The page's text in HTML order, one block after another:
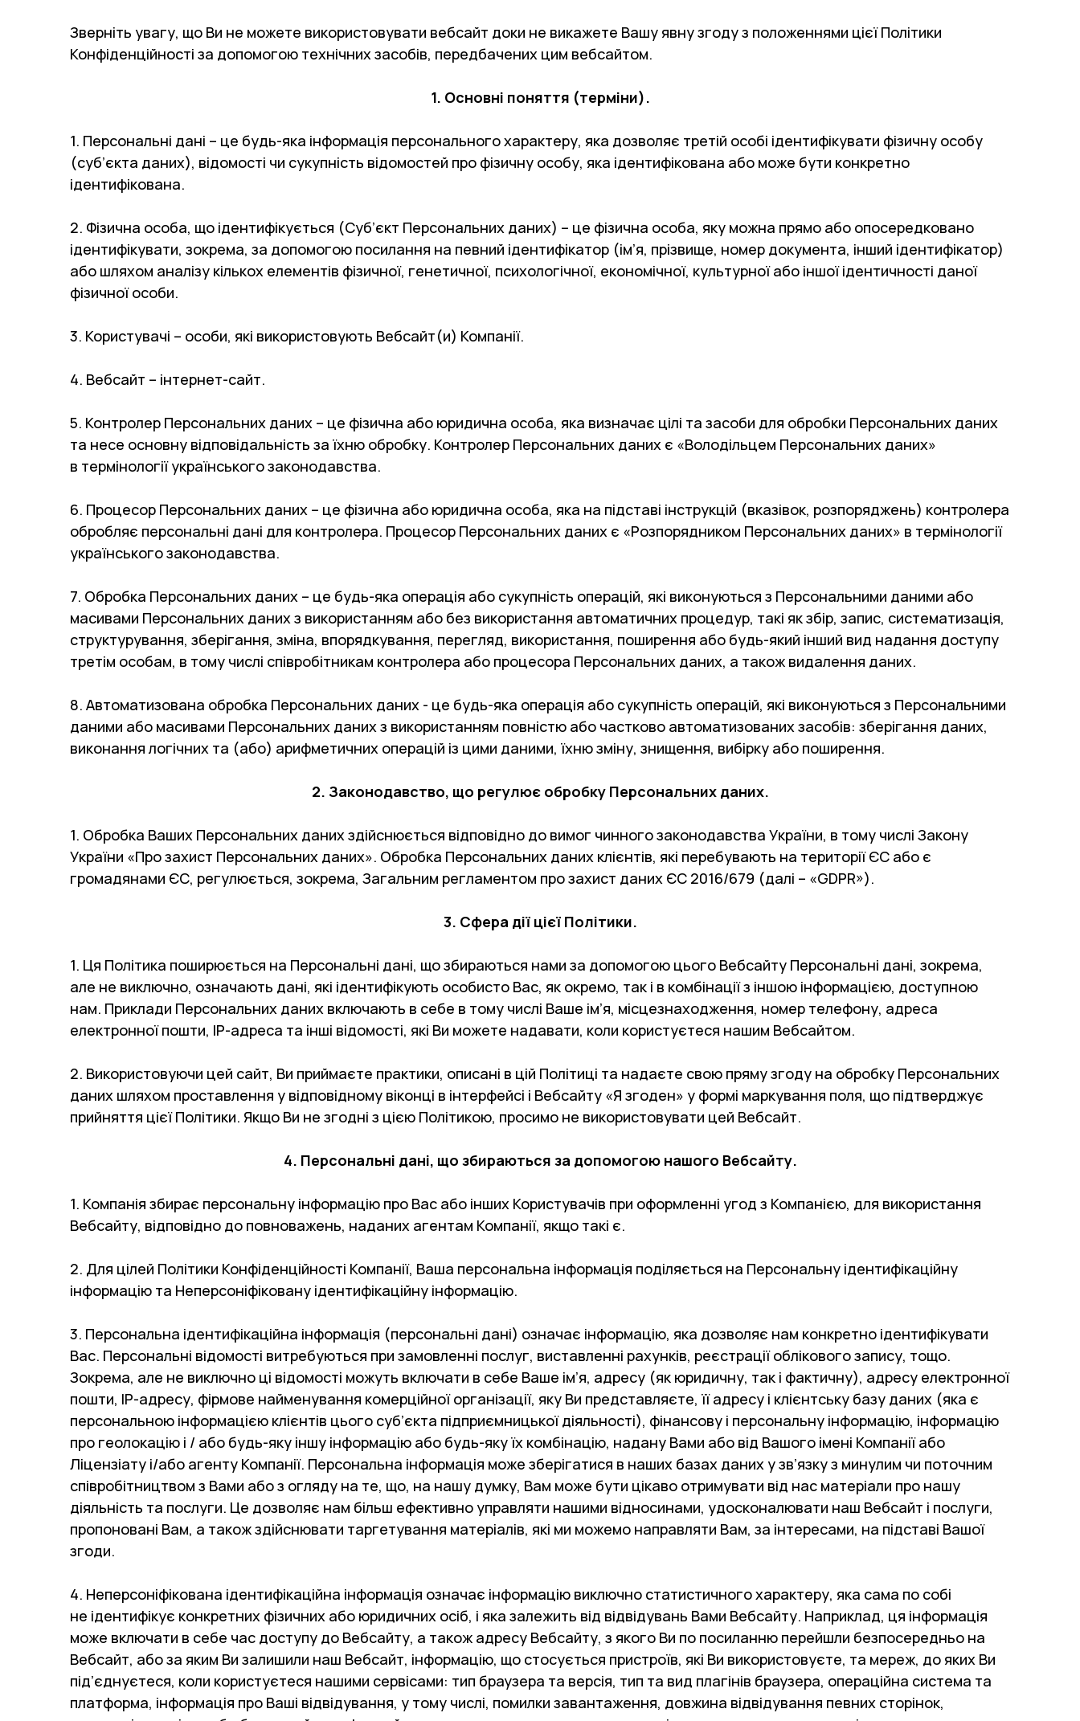
Зверніть увагу, що Ви не можете використовувати вебсайт доки не викажете Вашу явну згоду з положеннями цієї Політики
Конфіденційності за допомогою технічних засобів, передбачених цим вебсайтом.
1. Основні поняття (терміни).
1. Персональні дані – це будь-яка інформація персонального характеру, яка дозволяє третій особі ідентифікувати фізичну особу
(суб’єкта даних), відомості чи сукупність відомостей про фізичну особу, яка ідентифікована або може бути конкретно
ідентифікована.
2. Фізична особа, що ідентифікується (Суб’єкт Персональних даних) – це фізична особа, яку можна прямо або опосередковано
ідентифікувати, зокрема, за допомогою посилання на певний ідентифікатор (ім’я, прізвище, номер документа, інший ідентифікатор)
або шляхом аналізу кількох елементів фізичної, генетичної, психологічної, економічної, культурної або іншої ідентичності даної
фізичної особи.
3. Користувачі – особи, які використовують Вебсайт(и) Компанії.
4. Вебсайт – інтернет-сайт.
5. Контролер Персональних даних – це фізична або юридична особа, яка визначає цілі та засоби для обробки Персональних даних
та несе основну відповідальність за їхню обробку. Контролер Персональних даних є «Володільцем Персональних даних»
в термінології українського законодавства.
6. Процесор Персональних даних – це фізична або юридична особа, яка на підставі інструкцій (вказівок, розпоряджень) контролера
обробляє персональні дані для контролера. Процесор Персональних даних є «Розпорядником Персональних даних» в термінології
українського законодавства.
7. Обробка Персональних даних – це будь-яка операція або сукупність операцій, які виконуються з Персональними даними або
масивами Персональних даних з використанням або без використання автоматичних процедур, такі як збір, запис, систематизація,
структурування, зберігання, зміна, впорядкування, перегляд, використання, поширення або будь-який інший вид надання доступу
третім особам, в тому числі співробітникам контролера або процесора Персональних даних, а також видалення даних.
8. Автоматизована обробка Персональних даних - це будь-яка операція або сукупність операцій, які виконуються з Персональними
даними або масивами Персональних даних з використанням повністю або частково автоматизованих засобів: зберігання даних,
виконання логічних та (або) арифметичних операцій із цими даними, їхню зміну, знищення, вибірку або поширення.
2. Законодавство, що регулює обробку Персональних даних.
1. Обробка Ваших Персональних даних здійснюється відповідно до вимог чинного законодавства України, в тому числі Закону
України «Про захист Персональних даних». Обробка Персональних даних клієнтів, які перебувають на території ЄС або є
громадянами ЄС, регулюється, зокрема, Загальним регламентом про захист даних ЄС 2016/679 (далі – «GDPR»).
3. Сфера дії цієї Політики.
1. Ця Політика поширюється на Персональні дані, що збираються нами за допомогою цього Вебсайту Персональні дані, зокрема,
але не виключно, означають дані, які ідентифікують особисто Вас, як окремо, так і в комбінації з іншою інформацією, доступною
нам. Приклади Персональних даних включають в себе в тому числі Ваше ім’я, місцезнаходження, номер телефону, адреса
електронної пошти, ІР-адреса та інші відомості, які Ви можете надавати, коли користуєтеся нашим Вебсайтом.
2. Використовуючи цей сайт, Ви приймаєте практики, описані в цій Політиці та надаєте свою пряму згоду на обробку Персональних
даних шляхом проставлення у відповідному віконці в інтерфейсі і Вебсайту «Я згоден» у формі маркування поля, що підтверджує
прийняття цієї Політики. Якщо Ви не згодні з цією Політикою, просимо не використовувати цей Вебсайт.
4. Персональні дані, що збираються за допомогою нашого Вебсайту.
1. Компанія збирає персональну інформацію про Вас або інших Користувачів при оформленні угод з Компанією, для використання
Вебсайту, відповідно до повноважень, наданих агентам Компанії, якщо такі є.
2. Для цілей Політики Конфіденційності Компанії, Ваша персональна інформація поділяється на Персональну ідентифікаційну
інформацію та Неперсоніфіковану ідентифікаційну інформацію.
3. Персональна ідентифікаційна інформація (персональні дані) означає інформацію, яка дозволяє нам конкретно ідентифікувати
Вас. Персональні відомості витребуються при замовленні послуг, виставленні рахунків, реєстрації облікового запису, тощо.
Зокрема, але не виключно ці відомості можуть включати в себе Ваше ім’я, адресу (як юридичну, так і фактичну), адресу електронної
пошти, IP-адресу, фірмове найменування комерційної організації, яку Ви представляєте, її адресу і клієнтську базу даних (яка є
персональною інформацією клієнтів цього суб’єкта підприємницької діяльності), фінансову і персональну інформацію, інформацію
про геолокацію і / або будь-яку іншу інформацію або будь-яку їх комбінацію, надану Вами або від Вашого імені Компанії або
Ліцензіату і/або агенту Компанії. Персональна інформація може зберігатися в наших базах даних у зв’язку з минулим чи поточним
співробітництвом з Вами або з огляду на те, що, на нашу думку, Вам може бути цікаво отримувати від нас матеріали про нашу
діяльність та послуги. Це дозволяє нам більш ефективно управляти нашими відносинами, удосконалювати наш Вебсайт і послуги,
пропоновані Вам, а також здійснювати таргетування матеріалів, які ми можемо направляти Вам, за інтересами, на підставі Вашої
згоди.
4. Неперсоніфікована ідентифікаційна інформація означає інформацію виключно статистичного характеру, яка сама по собі
не ідентифікує конкретних фізичних або юридичних осіб, і яка залежить від відвідувань Вами Вебсайту. Наприклад, ця інформація
може включати в себе час доступу до Вебсайту, а також адресу Вебсайту, з якого Ви по посиланню перейшли безпосередньо на
Вебсайт, або за яким Ви залишили наш Вебсайт, інформацію, що стосується пристроїв, які Ви використовуєте, та мереж, до яких Ви
під’єднуєтеся, коли користуєтеся нашими сервісами: тип браузера та версія, тип та вид плагінів браузера, операційна система та
платформа, інформація про Ваші відвідування, у тому числі, помилки завантаження, довжина відвідування певних сторінок,